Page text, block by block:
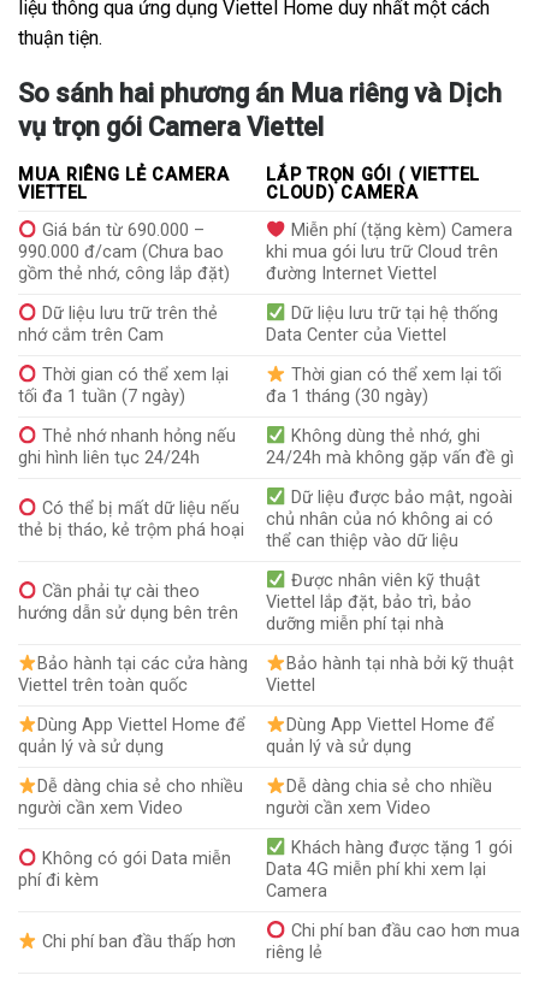
liệu thông qua ứng dụng Viettel Home duy nhất một cách
thuận tiện.
So sánh hai phương án Mua riêng và Dịch
vụ trọn gói Camera Viettel
MUA RIÊNG LẺ CAMERA
VIETTEL
LẮP TRỌN GÓI ( VIETTEL
CLOUD) CAMERA
Giá bán từ 690.000 –
990.000 đ/cam (Chưa bao
gồm thẻ nhớ, công lắp đặt)
Miễn phí (tặng kèm) Camera
khi mua gói lưu trữ Cloud trên
đường Internet Viettel
Dữ liệu lưu trữ trên thẻ
nhớ cắm trên Cam
Dữ liệu lưu trữ tại hệ thống
Data Center của Viettel
Thời gian có thể xem lại
tối đa 1 tuần (7 ngày)
Thời gian có thể xem lại tối
đa 1 tháng (30 ngày)
Thẻ nhớ nhanh hỏng nếu
ghi hình liên tục 24/24h
Không dùng thẻ nhớ, ghi
24/24h mà không gặp vấn đề gì
Có thể bị mất dữ liệu nếu
thẻ bị tháo, kẻ trộm phá hoại
Dữ liệu được bảo mật, ngoài
chủ nhân của nó không ai có
thể can thiệp vào dữ liệu
Cần phải tự cài theo
hướng dẫn sử dụng bên trên
Được nhân viên kỹ thuật
Viettel lắp đặt, bảo trì, bảo
dưỡng miễn phí tại nhà
Bảo hành tại các cửa hàng
Viettel trên toàn quốc
Bảo hành tại nhà bởi kỹ thuật
Viettel
Dùng App Viettel Home để
quản lý và sử dụng
Dùng App Viettel Home để
quản lý và sử dụng
Dễ dàng chia sẻ cho nhiều
người cần xem Video
Dễ dàng chia sẻ cho nhiều
người cần xem Video
Không có gói Data miễn
phí đi kèm
Khách hàng được tặng 1 gói
Data 4G miễn phí khi xem lại
Camera
Chi phí ban đầu thấp hơn
Chi phí ban đầu cao hơn mua
riêng lẻ